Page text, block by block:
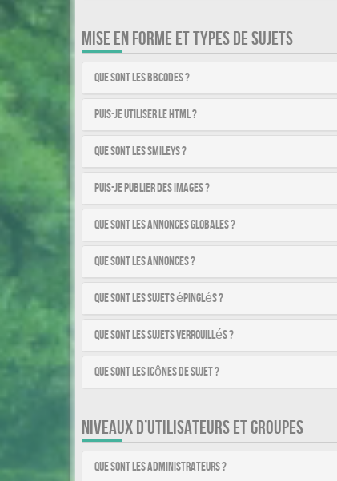
MISE EN FORME ET TYPES DE SUJETS
Que sont les BBCodes ?
Puis-je utiliser le HTML ?
Que sont les smileys ?
Puis-je publier des images ?
Que sont les annonces globales ?
Que sont les annonces ?
Que sont les sujets épinglés ?
Que sont les sujets verrouillés ?
Que sont les icônes de sujet ?
NIVEAUX D’UTILISATEURS ET GROUPES
Que sont les administrateurs ?